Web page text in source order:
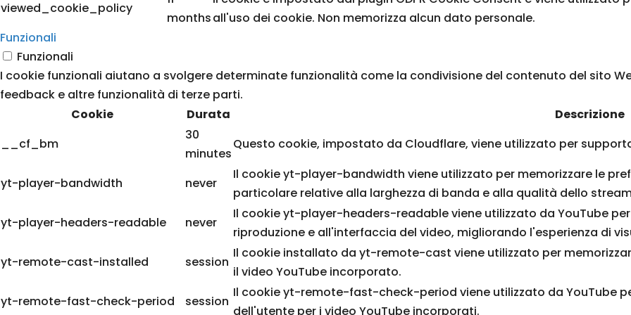
viewed_cookie_policy
monthsall'uso dei cookie. Non memorizza alcun dato personale.
Funzionali
Funzionali
I cookie funzionali aiutano a svolgere determinate funzionalità come la condivisione del contenuto del sito
feedback e altre funzionalità di terze parti.
Cookie
Durata
Descrizione
__cf_bm
30
minutes
Questo cookie, impostato da Cloudflare, viene utilizzato per
yt-player-bandwidth never
Il cookie yt-player-bandwidth viene utilizzato per memorizzare le
particolare relative alla larghezza di banda e alla qualità dello
yt-player-headers-readable
never
Il cookie yt-player-headers-readable viene utilizzato da YouTube
riproduzione e all'interfaccia del video, migliorando l'esperienza di
yt-remote-cast-installed
session
Il cookie installato da yt-remote-cast viene utilizzato per
il video YouTube incorporato.
yt-remote-fast-check-period
session
Il cookie yt-remote-fast-check-period viene utilizzato da YouTube
dell'utente per i video YouTube incorporati.